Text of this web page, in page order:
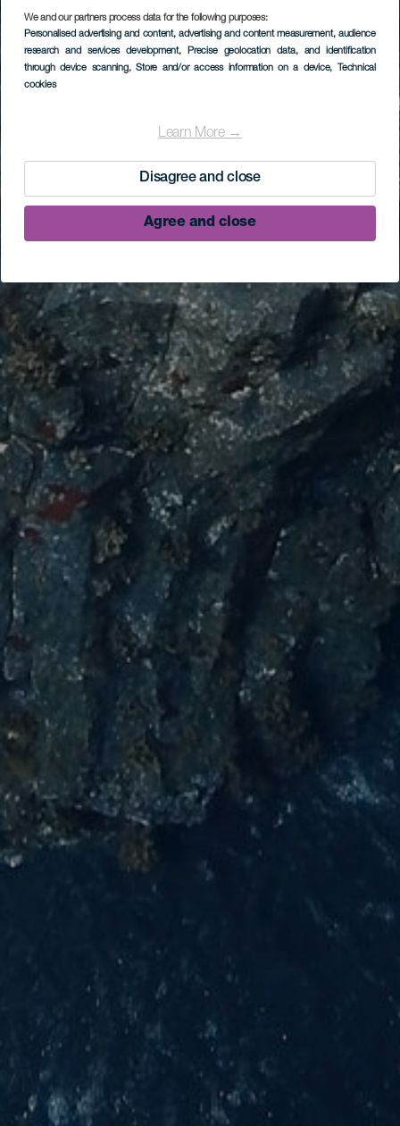
We and our partners process data for the following purposes:
Personalised advertising and content, advertising and content measurement, audience
research and services development, Precise geolocation data, and identification
through device scanning, Store and/or access information on a device, Technical
cookies
Learn More →
Disagree and close
Agree and close